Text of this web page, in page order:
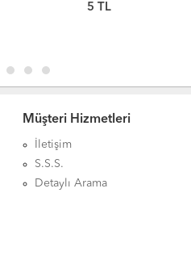
5 TL
Müşteri Hizmetleri
İletişim
S.S.S.
Detaylı Arama